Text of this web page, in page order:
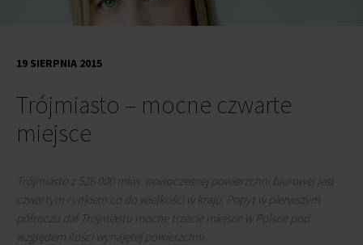
Trójmiasto – mocne czwarte
miejsce
19 SIERPNIA 2015
Trójmiasto z 526 000 mkw. nowoczesnej powierzchni biurowej jest
czwartym rynkiem co do wielkości w kraju. Popyt w pierwszym
półroczu dał Trójmiastu mocne trzecie miejsce w Polsce pod
względem ilości wynajętej powierzchni.